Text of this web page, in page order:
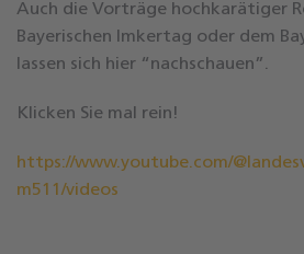
Auch die Vorträge hochkarätiger
Bayerischen Imkertag oder dem
lassen sich hier “nachschauen”.
Klicken Sie mal rein!
https://www.youtube.com/
m511/videos